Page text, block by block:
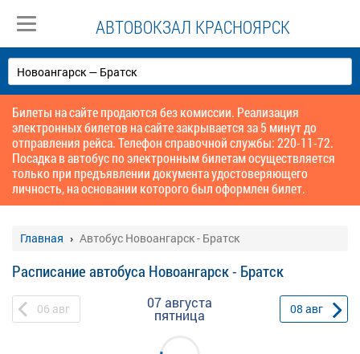
АВТОВОКЗАЛ КРАСНОЯРСК
Билеты на сайте продаются без комиссии. Реализация
электронных билетов на сайте закрывается за 5 минут до
отправления рейса. Телефон справочной службы: 220-11-72.
Посадка в автобус по электронным билетам осуществляется
только при предъявлении документа удостоверяющего
личность, на основании которого был оформлен билет.
Главная Автобус Новоангарск - Братск
Расписание автобуса Новоангарск - Братск
06 авг 07 августа
пятница 08 авг